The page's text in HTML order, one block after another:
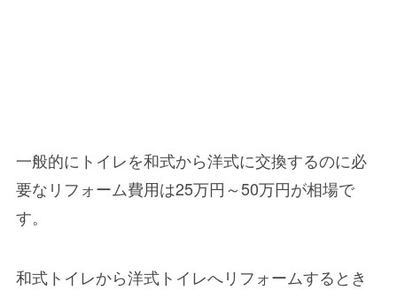
一般的にトイレを和式から洋式に交換するのに必
要なリフォーム費用は25万円～50万円が相場で
す。
和式トイレから洋式トイレへリフォームするとき